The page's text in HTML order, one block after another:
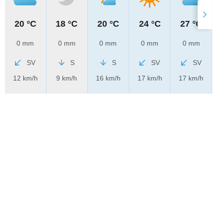
20 °C
0 mm
SV
12 km/h
18 °C
0 mm
S
9 km/h
20 °C
0 mm
S
16 km/h
24 °C
0 mm
SV
17 km/h
27 °C
0 mm
SV
17 km/h